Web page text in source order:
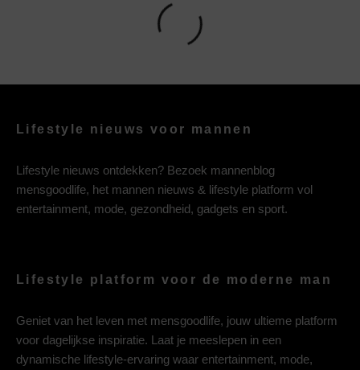
Lifestyle nieuws voor mannen
Lifestyle nieuws ontdekken? Bezoek mannenblog
mensgoodlife, het mannen nieuws & lifestyle platform vol
entertainment, mode, gezondheid, gadgets en sport.
Lifestyle platform voor de moderne man
Geniet van het leven met mensgoodlife, jouw ultieme platform
voor dagelijkse inspiratie. Laat je meeslepen in een
dynamische lifestyle-ervaring waar entertainment, mode,